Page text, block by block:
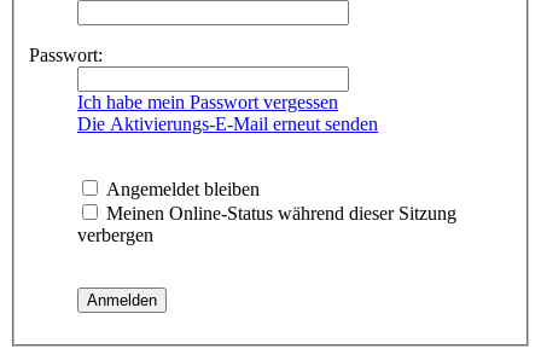
Passwort:
Ich habe mein Passwort vergessen
Die Aktivierungs-E-Mail erneut senden
Angemeldet bleiben
Meinen Online-Status während dieser Sitzung
verbergen